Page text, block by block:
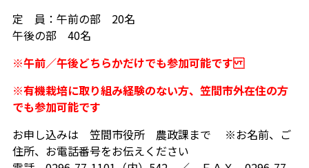
定 員：午前の部 20名
午後の部 40名
※午前／午後どちらかだけでも参加可能です
※有機栽培に取り組み経験のない方、笠間市外在住の方
でも参加可能です
お申し込みは 笠間市役所 農政課まで ※お名前、ご
住所、お電話番号をお伝えください